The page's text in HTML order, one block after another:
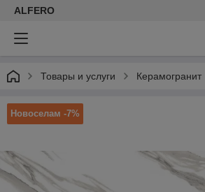
ALFERO
Товары и услуги Керамогранит
Новоселам -7%